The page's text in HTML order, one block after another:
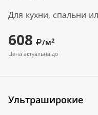
Для кухни, спальни
608 /м2
Цена актуальна до
Ультраширокие